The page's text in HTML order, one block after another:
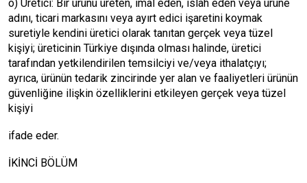
o) Üretici: Bir ürünü üreten, imal eden, ıslah eden veya ürüne
adını, ticari markasını veya ayırt edici işaretini koymak
suretiyle kendini üretici olarak tanıtan gerçek veya tüzel
kişiyi; üreticinin Türkiye dışında olması halinde, üretici
tarafından yetkilendirilen temsilciyi ve/veya ithalatçıyı;
ayrıca, ürünün tedarik zincirinde yer alan ve faaliyetleri ürünün
güvenliğine ilişkin özelliklerini etkileyen gerçek veya tüzel
kişiyi
ifade eder.
İKİNCİ BÖLÜM